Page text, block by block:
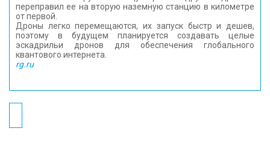
переправил ее на вторую наземную станцию ​​в километре
от первой.
Дроны легко перемещаются, их запуск быстр и дешев,
поэтому в будущем планируется создавать целые
эскадрильи дронов для обеспечения глобального
квантового интернета.
rg.ru